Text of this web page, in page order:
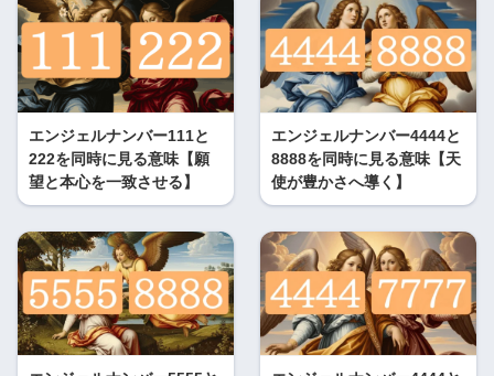
エンジェルナンバー111と
222を同時に見る意味【願
望と本心を一致させる】
エンジェルナンバー4444と
8888を同時に見る意味【天
使が豊かさへ導く】